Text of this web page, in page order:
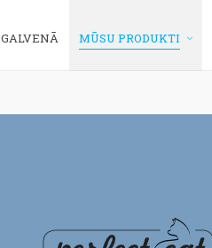
GALVENĀ MŪSU PRODUKTI